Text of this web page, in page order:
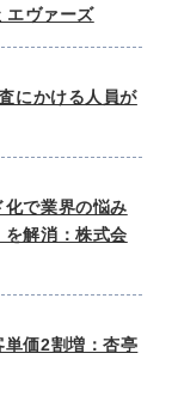
エヴァーズ
にかける人員が
で業界の悩み
解消：株式会
価2割増：杏亭